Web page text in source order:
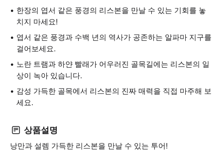
한장의 엽서 같은 풍경의 리스본을 만날 수 있는 기회를 놓
치지 마세요!
엽서 같은 풍경과 수백 년의 역사가 공존하는 알파마 지구를
걸어보세요.
노란 트램과 하얀 빨래가 어우러진 골목길에는 리스본의 일
상이 녹아 있습니다.
감성 가득한 골목에서 리스본의 진짜 매력을 직접 마주해 보
세요.
상품설명
낭만과 설렘 가득한 리스본을 만날 수 있는 투어!